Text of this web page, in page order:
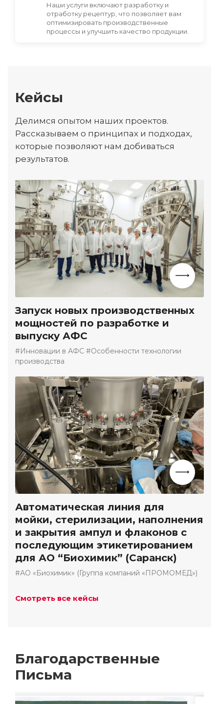
Наши услуги включают разработку и
отработку рецептур, что позволяет вам
оптимизировать производственные
процессы и улучшить качество продукции.
Кейсы
Делимся опытом наших проектов.
Рассказываем о принципах и подходах,
которые позволяют нам добиваться
результатов.
Запуск новых производственных
мощностей по разработке и
выпуску АФС
#Инновации в АФС #Особенности технологии
производства
Автоматическая линия для
мойки, стерилизации, наполнения
и закрытия ампул и флаконов с
последующим этикетированием
для АО “Биохимик” (Саранск)
#АО «Биохимик» (Группа компаний «ПРОМОМЕД»)
Смотреть все кейсы
Благодарственные
Письма